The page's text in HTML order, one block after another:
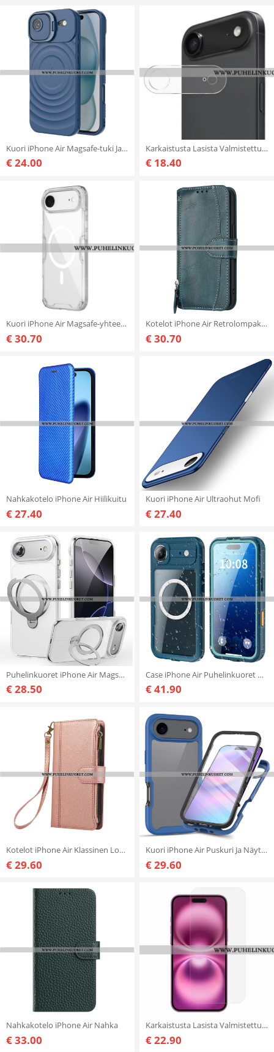
Kuori iPhone Air Magsafe-tuki Ja Yhteensopiva Suojakuori
€ 24.00
Karkaistusta Lasista Valmistettu Linssisuoja iPhone Airille
€ 18.40
Kuori iPhone Air Magsafe-yhteensopiva Nature Pro -sarjan Nillkin Kanssa
€ 30.70
Kotelot iPhone Air Retrolompakko Suojakuori
€ 30.70
Nahkakotelo iPhone Air Hiilikuitu
€ 27.40
Kuori iPhone Air Ultraohut Mofi
€ 27.40
Puhelinkuoret iPhone Air Magsafe-yhteensopiva Tuen Kanssa
€ 28.50
Case iPhone Air Puhelinkuoret Magsafe-yhteensopiva Vedenpitävä Redpepper
€ 41.90
Kotelot iPhone Air Klassinen Lompakko Suojakuori
€ 29.60
Kuori iPhone Air Puskuri Ja Näytönsuoja
€ 29.60
Nahkakotelo iPhone Air Nahka
€ 33.00
Karkaistusta Lasista Valmistettu Näytönsuoja iPhone Airille
€ 22.90